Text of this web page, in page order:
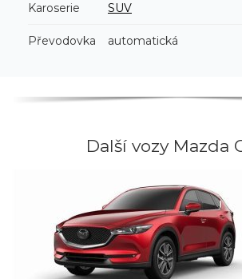
Karoserie SUV
Převodovka automatická
Další vozy Mazda